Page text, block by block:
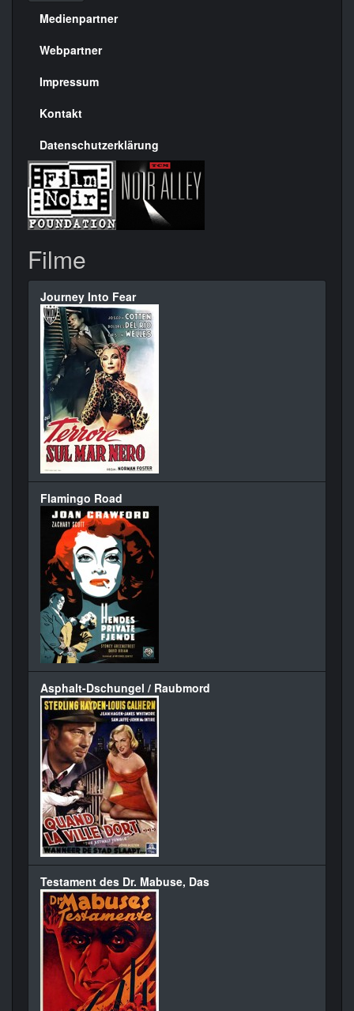
Menülinks
rechte
Seite
Medienpartner
Webpartner
Impressum
Kontakt
Datenschutzerklärung
Filme
Journey Into Fear
Flamingo Road
Asphalt-Dschungel / Raubmord
Testament des Dr. Mabuse, Das